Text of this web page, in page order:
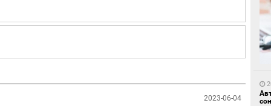
2023-06-04